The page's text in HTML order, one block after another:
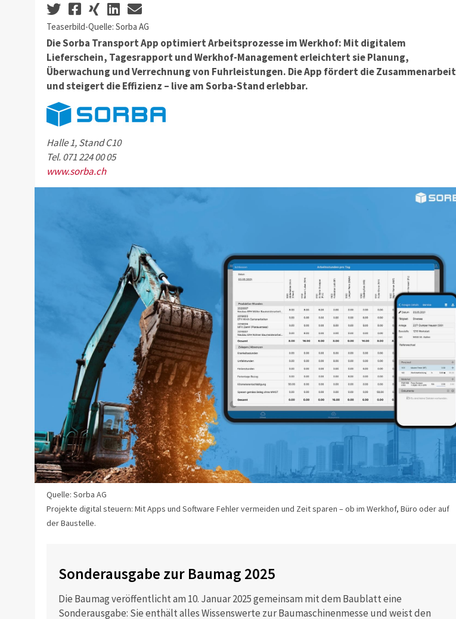
Teaserbild-Quelle: Sorba AG
Die Sorba Transport App optimiert Arbeitsprozesse im Werkhof: Mit digitalem
Lieferschein, Tagesrapport und Werkhof-Management erleichtert sie Planung,
Überwachung und Verrechnung von Fuhrleistungen. Die App fördert die Zusammenarbeit
und steigert die Effizienz – live am Sorba-Stand erlebbar.
Halle 1, Stand C10
Tel. 071 224 00 05
www.sorba.ch
Quelle: Sorba AG
Projekte digital steuern: Mit Apps und Software Fehler vermeiden und Zeit sparen – ob im Werkhof, Büro oder auf
der Baustelle.
Sonderausgabe zur Baumag 2025
Die Baumag veröffentlicht am 10. Januar 2025 gemeinsam mit dem Baublatt eine
Sonderausgabe: Sie enthält alles Wissenswerte zur Baumaschinenmesse und weist den